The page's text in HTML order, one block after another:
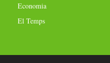
Economia
El Temps